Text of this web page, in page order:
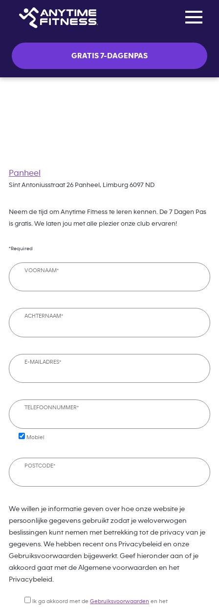
GRATIS 7-DAGENPAS
Panheel
Sint Antoniusstraat 26 Panheel, Limburg 6097 ND
Neem de tijd om Anytime Fitness te leren kennen. De 7 Dagen Pas
is gratis. We laten jou met alle plezier onze club ervaren!
*Required
VOORNAAM*
ACHTERNAAM*
E-MAILADRES*
TELEFOONNUMMER*
Mobiel
POSTCODE*
We willen je informatie geven over hoe onze website je
persoonlijke gegevens gebruikt zodat je weloverwogen
beslissingen kunt nemen met betrekking tot de privacy van je
gegevens. We hebben recent ons Privacybeleid en onze
Gebruiksvoorwaarden bijgewerkt. Geef hieronder aan of je
akkoord gaat met de Algemene voorwaarden en het
Privacybeleid.
Ik ga akkoord met de Gebruiksvoorwaarden en het